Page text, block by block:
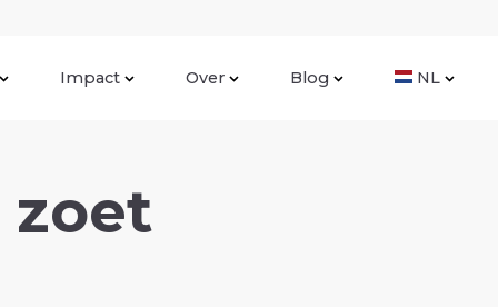
Impact Over Blog NL
zoet